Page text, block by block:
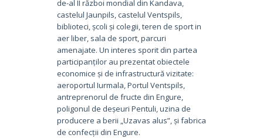
de-al II război mondial din Kandava,
castelul Jaunpils, castelul Ventspils,
biblioteci, școli și colegii, teren de sport in
aer liber, sala de sport, parcuri
amenajate. Un interes sporit din partea
participanților au prezentat obiectele
economice și de infrastructură vizitate:
aeroportul Iurmala, Portul Ventspils,
antreprenorul de fructe din Engure,
poligonul de deșeuri Pentuli, uzina de
producere a berii „Uzavas alus”, și fabrica
de confecții din Engure.